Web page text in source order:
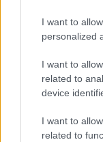
I want to
personalized
I want to
related to
device
I want to
related to
EZEK IS